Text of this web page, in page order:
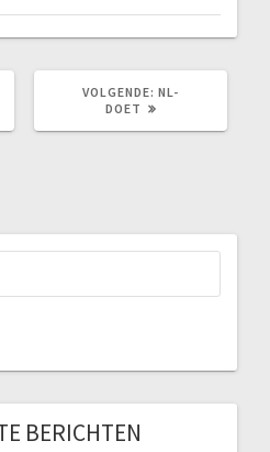
VOLGENDE: VOLGEND
NL-
DOET
BERICHTEN